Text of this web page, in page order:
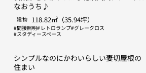
なおうち♪
建物 118.82㎡（35.94坪）
間接照明 レトロランプ グレークロス
スタディースペース
シンプルなのにかわいらしい妻切屋根の
住まい